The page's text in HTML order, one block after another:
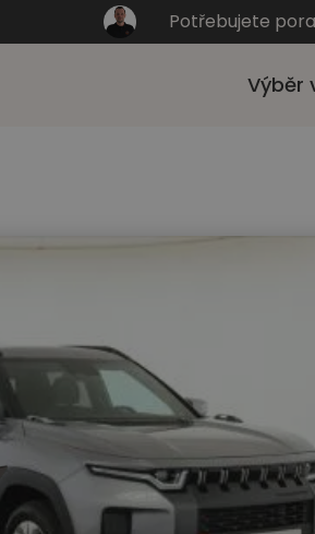
Potřebujete
Výběr